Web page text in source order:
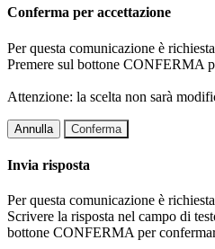
Conferma per accettazione
Per questa comunicazione è
Premere sul bottone CONFERMA
Attenzione: la scelta non sarà
Annulla Conferma
Invia risposta
Per questa comunicazione è
Scrivere la risposta nel campo di
bottone CONFERMA per